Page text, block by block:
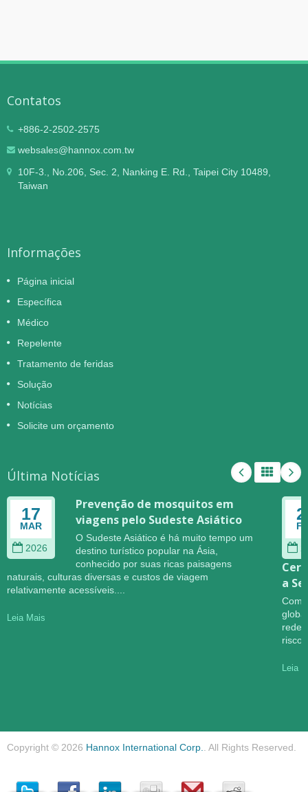
Contatos
+886-2-2502-2575
websales@hannox.com.tw
10F-3., No.206, Sec. 2, Nanking E. Rd., Taipei City 10489,
Taiwan
Informações
Página inicial
Específica
Médico
Repelente
Tratamento de feridas
Solução
Notícias
Solicite um orçamento
Última Notícias
17
MAR
2026
Prevenção de mosquitos em
viagens pelo Sudeste Asiático
O Sudeste Asiático é há muito tempo um
destino turístico popular na Ásia,
conhecido por suas ricas paisagens
naturais, culturas diversas e custos de viagem
relativamente acessíveis....
Leia Mais
a
Com
Leia
Copyright © 2026 Hannox International Corp. . All Rights Reserved.